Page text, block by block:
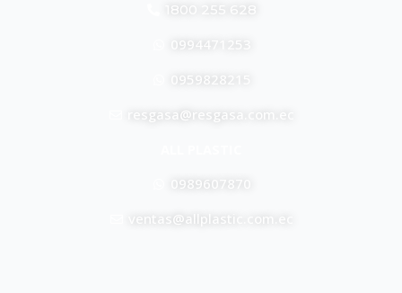
1800 255 628
0994471253
0959828215
resgasa@resgasa.com.ec
0989607870
ventas@allplastic.com.ec